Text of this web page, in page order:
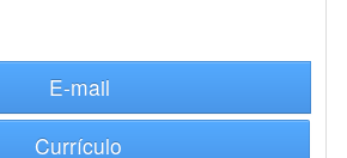
E-mail
Currículo